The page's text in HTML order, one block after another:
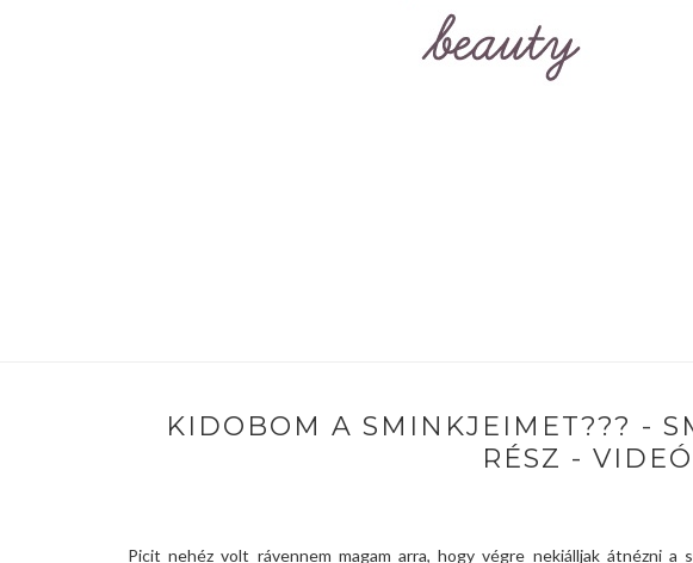
KIDOBOM A SMINKJEIMET??? -
RÉSZ - VIDEÓ
Picit nehéz volt rávennem magam arra, hogy végre nekiálljak átnézni a